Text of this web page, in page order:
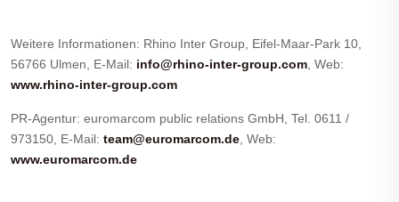
Weitere Informationen: Rhino Inter Group, Eifel-Maar-Park 10,
56766 Ulmen, E-Mail: info@rhino-inter-group.com , Web:
www.rhino-inter-group.com
PR-Agentur: euromarcom public relations GmbH, Tel. 0611 /
973150, E-Mail: team@euromarcom.de , Web:
www.euromarcom.de